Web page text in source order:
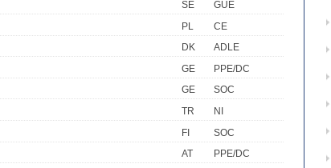
SE
GUE
PL
CE
DK
ADLE
GE
PPE/DC
GE
SOC
TR
NI
FI
SOC
AT
PPE/DC